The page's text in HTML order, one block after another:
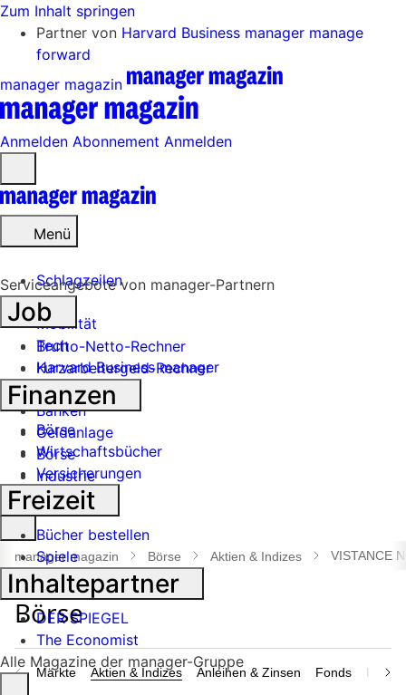
Zum Inhalt springen
Partner von Harvard Business manager manage
forward
manager magazin
Anmelden Abonnement Anmelden
öffnen
Menü
Schlagzeilen
Mobilität
Tech
Harvard Business manager
Handel
Banken
Geldanlage
Börse
Industrie
Suche
öffnen
manager magazin Börse Aktien & Indizes VISTANCE
Märkte Aktien & Indizes Anleihen & Zinsen Fonds
Serviceangebote von manager-Partnern
Job
Brutto-Netto-Rechner
Kurzarbeitergeld-Rechner
Finanzen
Börse
Wirtschaftsbücher
Versicherungen
Freizeit
Bücher bestellen
Spiele
Inhaltepartner
DER SPIEGEL
The Economist
Alle Magazine der manager-Gruppe